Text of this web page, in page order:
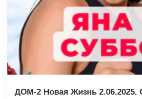
ДОМ-2 Новая Жизнь 2.06.2025.